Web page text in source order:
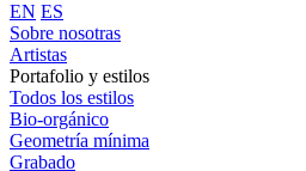
EN ES
Sobre nosotras
Artistas
Portafolio y estilos
Todos los estilos
Bio-orgánico
Geometría mínima
Grabado